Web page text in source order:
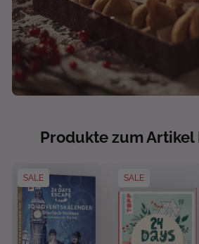
Produkte zum Artikel
SALE SALE